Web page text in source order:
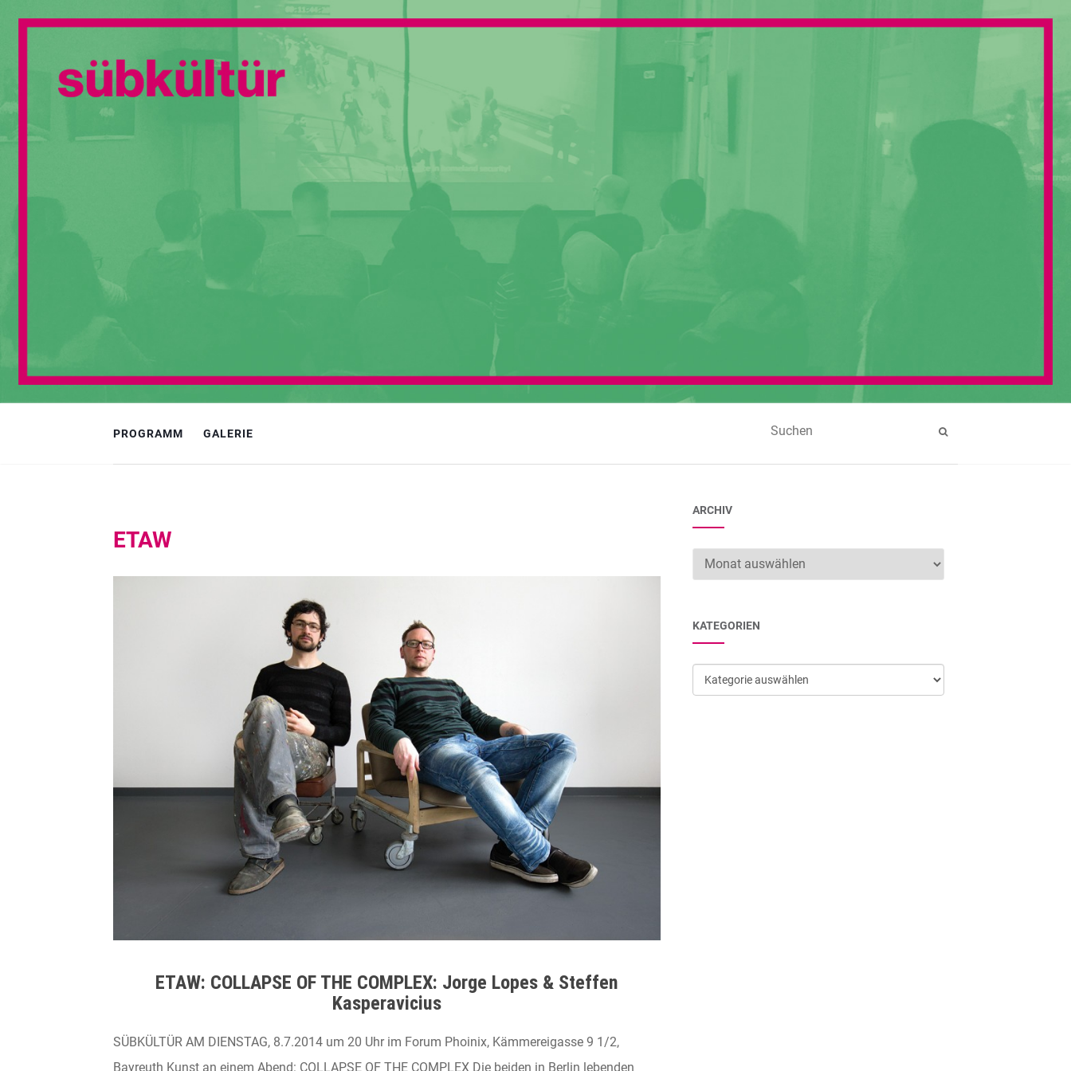
PROGRAMM GALERIE
ETAW
ETAW: COLLAPSE OF THE COMPLEX: Jorge Lopes & Steffen
Kasperavicius
SÜBKÜLTÜR AM DIENSTAG, 8.7.2014 um 20 Uhr im Forum Phoinix, Kämmereigasse 9 1/2,
Bayreuth Kunst an einem Abend: COLLAPSE OF THE COMPLEX Die beiden in Berlin lebenden
ARCHIV
Archiv
KATEGORIEN
Kategorien